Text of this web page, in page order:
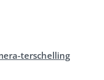
terschelling